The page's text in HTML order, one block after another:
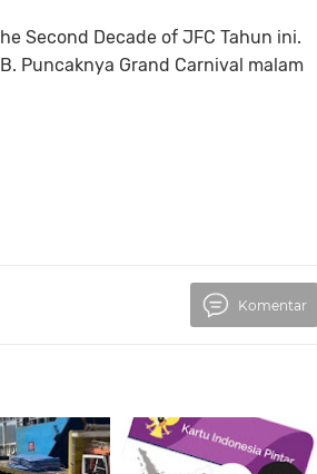
Second Decade of JFC Tahun ini.
Puncaknya Grand Carnival malam
Komentar